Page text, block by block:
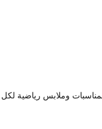
وملابس رياضية لكل